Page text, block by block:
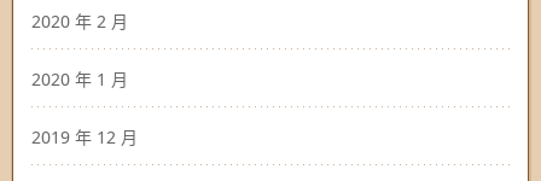
2020 年 2 月
2020 年 1 月
2019 年 12 月